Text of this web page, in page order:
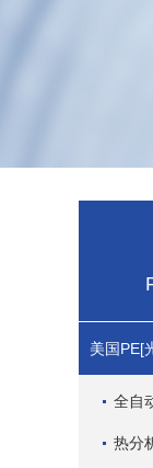
美国PE[
全自
热分